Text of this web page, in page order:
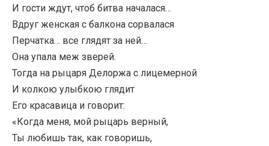
И гости ждут, чтоб битва началася…
Вдруг женская с балкона сорвалася
Перчатка… все глядят за ней…
Она упала меж зверей.
Тогда на рыцаря Делоржа с лицемерной
И колкою улыбкою глядит
Его красавица и говорит:
«Когда меня, мой рыцарь верный,
Ты любишь так, как говоришь,